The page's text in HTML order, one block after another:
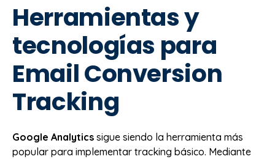
Herramientas y
tecnologías para
Email Conversion
Tracking
Google Analytics sigue siendo la herramienta más
popular para implementar tracking básico. Mediante